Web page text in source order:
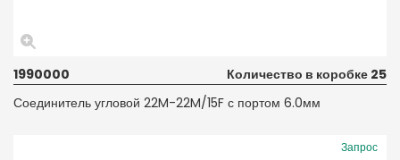
1990000
Количество в коробке 25
Соединитель угловой 22M-22M/15F с портом 6.0мм
Запрос